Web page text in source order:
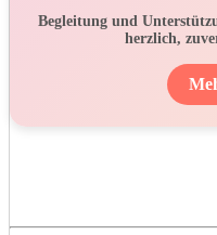
Begleitung und
herzlich,